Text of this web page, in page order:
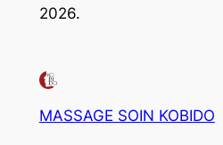
2026.
MASSAGE SOIN KOBIDO